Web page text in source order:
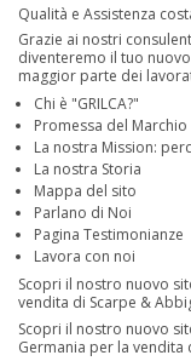
Qualità e Assistenza
Grazie ai nostri
diventeremo il tuo
maggior parte dei
Chi è "GRILCA?"
Promessa del Marchio
La nostra Mission:
La nostra Storia
Mappa del sito
Parlano di Noi
Pagina Testimonianze
Lavora con noi
Scopri il nostro nuovo
vendita di Scarpe &
Scopri il nostro nuovo
Germania per la